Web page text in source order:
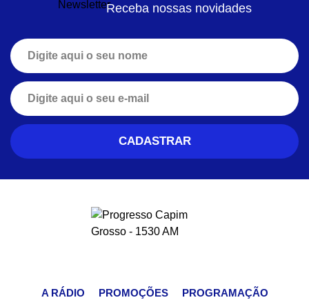
Receba nossas novidades
A RÁDIO PROMOÇÕES PROGRAMAÇÃO